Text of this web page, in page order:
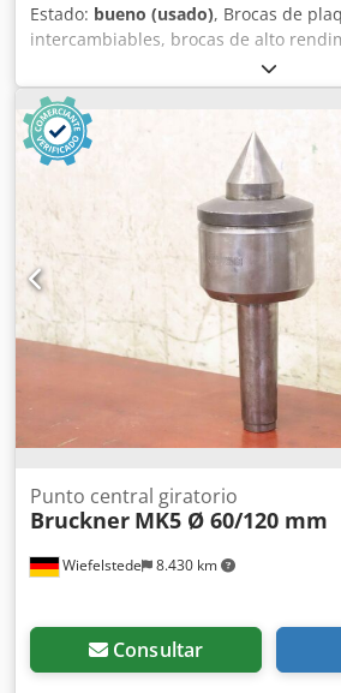
Estado: bueno (usado), Brocas de
intercambiables, brocas de alto
intercambiables, brocas macizas,
de vástago, fresas, fresas de
fresas de vástago con refrigeración
vástago de plaquitas intercambiables -
fresas de vástago de plaquitas
refrigeración interna, 8 unidades -
32 mm Credpfx Aork S Dqskkjf -
véanse fotos / lista de piezas - Venta/
completo - Dimensiones de
Peso: 8,7 kg
Wiefelstede 8.430 km
Punto central giratorio
Bruckner MK5 Ø 60/120 mm
Consultar